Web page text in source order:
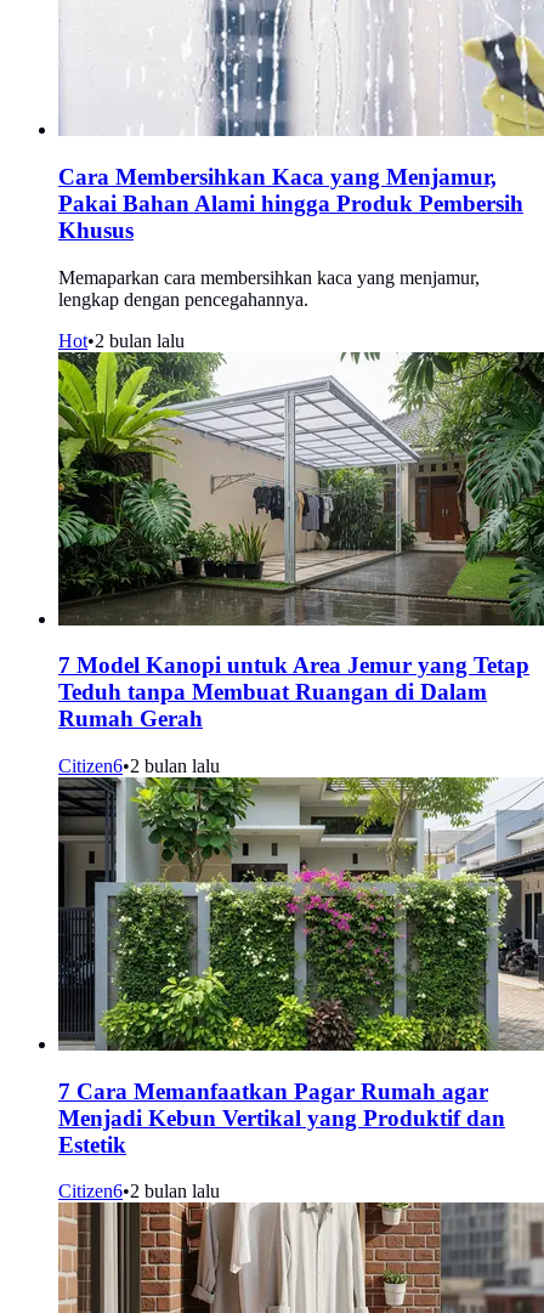
Cara Membersihkan Kaca yang Menjamur,
Pakai Bahan Alami hingga Produk Pembersih
Khusus
Memaparkan cara membersihkan kaca yang menjamur,
lengkap dengan pencegahannya.
Hot•2 bulan lalu
7 Model Kanopi untuk Area Jemur yang Tetap
Teduh tanpa Membuat Ruangan di Dalam
Rumah Gerah
Citizen6•2 bulan lalu
7 Cara Memanfaatkan Pagar Rumah agar
Menjadi Kebun Vertikal yang Produktif dan
Estetik
Citizen6•2 bulan lalu